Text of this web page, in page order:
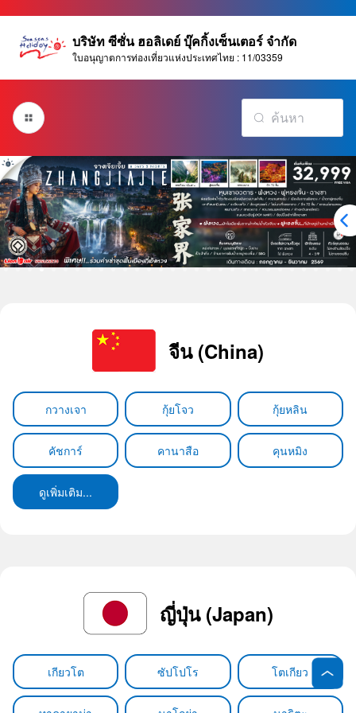
บริษัท ซีซั่น ฮอลิเดย์ บุ๊คกิ้งเซ็นเตอร์ จำกัด
ใบอนุญาตการท่องเที่ยวแห่งประเทศไทย : 11/03359
จีน (China)
กวางเจา กุ้ยโจว กุ้ยหลิน
คัชการ์ คานาสือ คุนหมิง
ดูเพิ่มเติม...
ญี่ปุ่น (Japan)
เกียวโต ซัปโปโร โตเกียว